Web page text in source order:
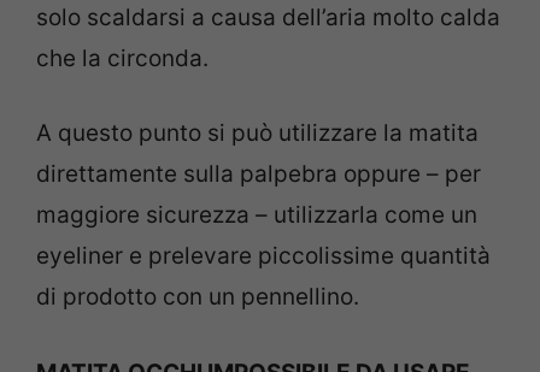
solo scaldarsi a causa dell’aria molto calda
che la circonda.
A questo punto si può utilizzare la matita
direttamente sulla palpebra oppure – per
maggiore sicurezza – utilizzarla come un
eyeliner e prelevare piccolissime quantità
di prodotto con un pennellino.